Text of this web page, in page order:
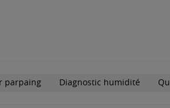
parpaing Diagnostic humidité